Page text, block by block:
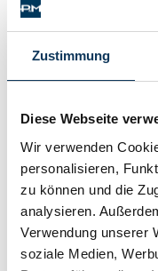
Zustimmung
Diese Webseite
Wir verwenden
personalisieren,
zu können und die
analysieren.
Verwendung unserer
soziale Medien,
Unternehmensnachfolge in
Checklisten: Haus-,
Grundstückkauf
Checkliste:
Checkliste: Mietvertrag
Schadenersatz /
Familienrecht / Eherecht
Sonstiges (478)